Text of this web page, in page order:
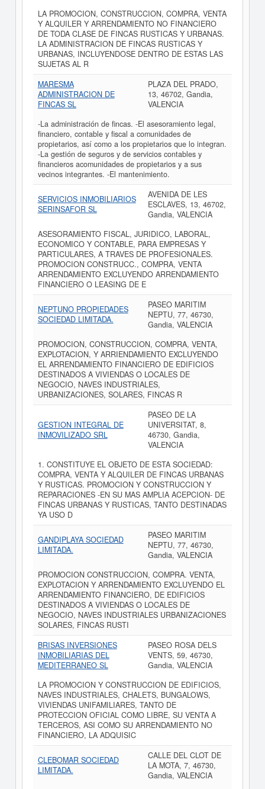
LA PROMOCION, CONSTRUCCION, COMPRA, VENTA
Y ALQUILER Y ARRENDAMIENTO NO FINANCIERO
DE TODA CLASE DE FINCAS RUSTICAS Y URBANAS.
LA ADMINISTRACION DE FINCAS RUSTICAS Y
URBANAS, INCLUYENDOSE DENTRO DE ESTAS LAS
SUJETAS AL R
MARESMA
ADMINISTRACION DE
FINCAS SL
PLAZA DEL PRADO,
13, 46702, Gandia,
VALENCIA
-La administración de fincas. -El asesoramiento legal,
financiero, contable y fiscal a comunidades de
propietarios, así como a los propietarios que lo integran.
-La gestión de seguros y de servicios contables y
financieros acomunidades de propietarios y a sus
vecinos integrantes. -El mantenimiento.
SERVICIOS INMOBILIARIOS
SERINSAFOR SL
AVENIDA DE LES
ESCLAVES, 13, 46702,
Gandia, VALENCIA
ASESORAMIENTO FISCAL, JURIDICO, LABORAL,
ECONOMICO Y CONTABLE, PARA EMPRESAS Y
PARTICULARES, A TRAVES DE PROFESIONALES.
PROMOCION CONSTRUCC., COMPRA, VENTA
ARRENDAMIENTO EXCLUYENDO ARRENDAMIENTO
FINANCIERO O LEASING DE E
NEPTUNO PROPIEDADES
SOCIEDAD LIMITADA.
PASEO MARITIM
NEPTU, 77, 46730,
Gandia, VALENCIA
PROMOCION, CONSTRUCCION, COMPRA, VENTA,
EXPLOTACION, Y ARRIENDAMIENTO EXCLUYENDO
EL ARRENDAMIENTO FINANCIERO DE EDIFICIOS
DESTINADOS A VIVIENDAS O LOCALES DE
NEGOCIO, NAVES INDUSTRIALES,
URBANIZACIONES, SOLARES, FINCAS R
GESTION INTEGRAL DE
INMOVILIZADO SRL
PASEO DE LA
UNIVERSITAT, 8,
46730, Gandia,
VALENCIA
1. CONSTITUYE EL OBJETO DE ESTA SOCIEDAD:
COMPRA, VENTA Y ALQUILER DE FINCAS URBANAS
Y RUSTICAS. PROMOCION Y CONSTRUCCION Y
REPARACIONES -EN SU MAS AMPLIA ACEPCION- DE
FINCAS URBANAS Y RUSTICAS, TANTO DESTINADAS
YA USO D
GANDIPLAYA SOCIEDAD
LIMITADA.
PASEO MARITIM
NEPTU, 77, 46730,
Gandia, VALENCIA
PROMOCION CONSTRUCCION, COMPRA. VENTA,
EXPLOTACION Y ARRENDAMIENTO EXCLUYENDO EL
ARRENDAMIENTO FINANCIERO, DE EDIFICIOS
DESTINADOS A VIVIENDAS O LOCALES DE
NEGOCIO, NAVES INDUSTRIALES URBANIZACIONES
SOLARES, FINCAS RUSTI
BRISAS INVERSIONES
INMOBILIARIAS DEL
MEDITERRANEO SL
PASEO ROSA DELS
VENTS, 59, 46730,
Gandia, VALENCIA
LA PROMOCION Y CONSTRUCCION DE EDIFICIOS,
NAVES INDUSTRIALES, CHALETS, BUNGALOWS,
VIVIENDAS UNIFAMILIARES, TANTO DE
PROTECCION OFICIAL COMO LIBRE, SU VENTA A
TERCEROS, ASI COMO SU ARRENDAMIENTO NO
FINANCIERO, LA ADQUISIC
CLEBOMAR SOCIEDAD
LIMITADA.
CALLE DEL CLOT DE
LA MOTA, 7, 46730,
Gandia, VALENCIA